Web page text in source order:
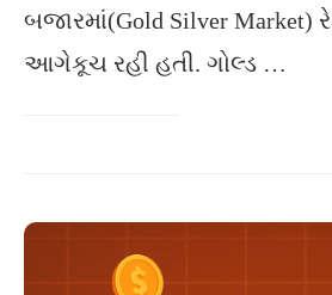
બજારમાં(Gold Silver Market)
આગેકૂચ રહી હતી. ગોલ્ડ …